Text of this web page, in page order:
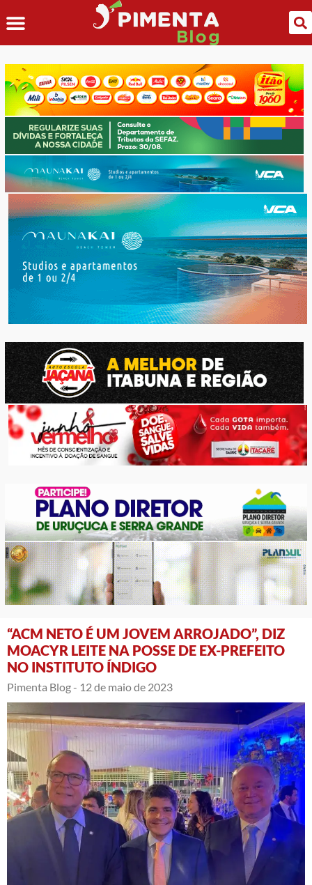
“ACM NETO É UM JOVEM ARROJADO”, DIZ
MOACYR LEITE NA POSSE DE EX-PREFEITO
NO INSTITUTO ÍNDIGO
Pimenta Blog - 12 de maio de 2023